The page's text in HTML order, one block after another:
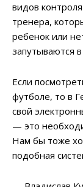
видов
тренера,
ребенок или
запутываются
Если
футболе, то в
свой
— это
Нам бы тоже
подобная